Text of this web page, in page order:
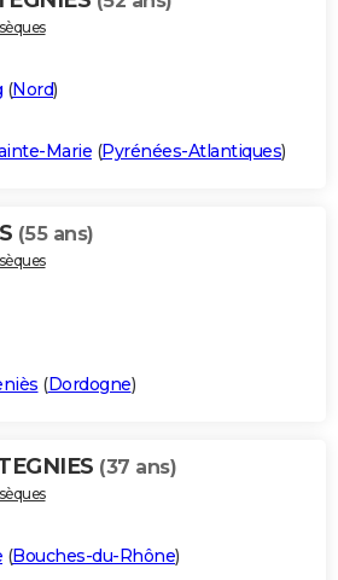
(Nord)
Marie (Pyrénées-Atlantiques)
(55 ans)
(Dordogne)
(37 ans)
(Bouches-du-Rhône)